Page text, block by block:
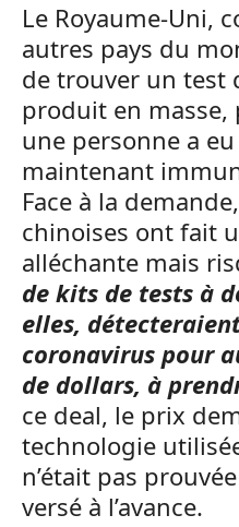
Le Royaume-Uni,
autres pays du
de trouver un test
produit en masse,
une personne a
maintenant
Face à la
chinoises ont fait
alléchante mais
de kits de tests à
elles,
coronavirus pour
de dollars, à
ce deal, le prix
technologie
n’était pas
versé à l’avance.